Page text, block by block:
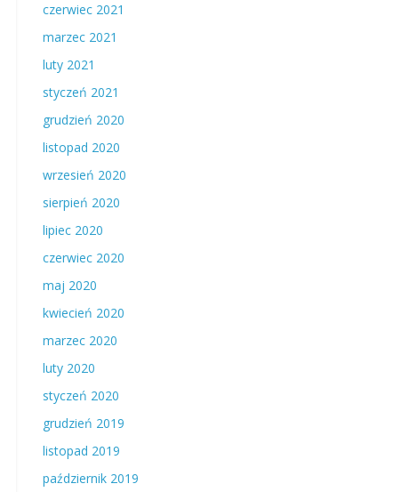
czerwiec 2021
marzec 2021
luty 2021
styczeń 2021
grudzień 2020
listopad 2020
wrzesień 2020
sierpień 2020
lipiec 2020
czerwiec 2020
maj 2020
kwiecień 2020
marzec 2020
luty 2020
styczeń 2020
grudzień 2019
listopad 2019
październik 2019